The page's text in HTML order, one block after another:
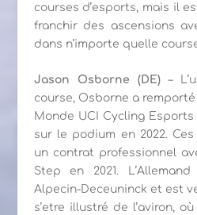
courses d’esports, mais il
franchir des ascensions
dans n’importe quelle
Jason Osborne (DE)–
course, Osborne a
Monde UCI Cycling
sur le podium en 2022.
un contrat professionnel
Step en 2021.
Alpecin-Deceuninck et est
s’etre illustré de l’aviron,